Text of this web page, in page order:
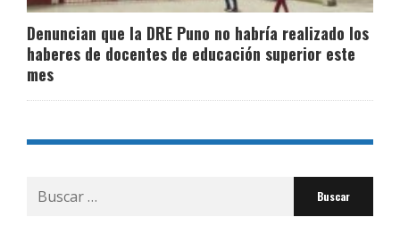
Denuncian que la DRE Puno no habría realizado los
haberes de docentes de educación superior este
mes
Buscar
por: